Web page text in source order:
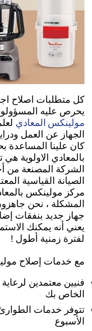
كل متطلبات اصلاح
يحرص عليه
مولينكس المعادي
الجهاز عن العمل
كان علينا المساعدة
بالمعادي الاولوية
الشركة المصنعة من
الصيانة القياسية
مركز مولينكس
المشكلة ، نحن
جهاز جديد بنفقات
يعني أنه يمكنك
لفترة زمنية أطول !
مع خدمات إصلاح
فنيين معتمدين
الخاص بك
تتوفر خدمات
الأسبوع